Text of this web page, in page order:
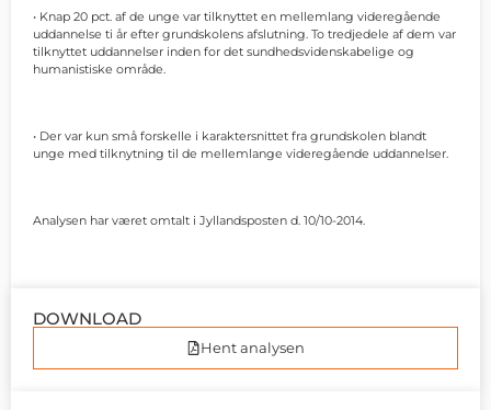
• Knap 20 pct. af de unge var tilknyttet en mellemlang videregående
uddannelse ti år efter grundskolens afslutning. To tredjedele af dem var
tilknyttet uddannelser inden for det sundhedsvidenskabelige og
humanistiske område.
• Der var kun små forskelle i karaktersnittet fra grundskolen blandt
unge med tilknytning til de mellemlange videregående uddannelser.
Analysen har været omtalt i Jyllandsposten d. 10/10-2014.
DOWNLOAD
Hent analysen